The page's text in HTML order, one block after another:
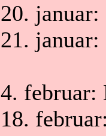
20.
21.
4. februar:
18.